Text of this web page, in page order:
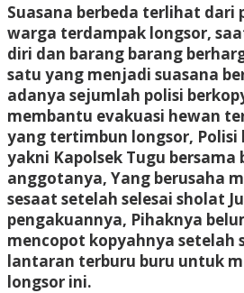
Suasana berbeda terlihat dari
warga terdampak longsor,
diri dan barang barang
satu yang menjadi suasana
adanya sejumlah polisi
membantu evakuasi hewan
yang tertimbun longsor, Polisi
yakni Kapolsek Tugu bersama
anggotanya, Yang berusaha
sesaat setelah selesai sholat
pengakuannya, Pihaknya
mencopot kopyahnya setelah
lantaran terburu buru untuk
longsor ini.